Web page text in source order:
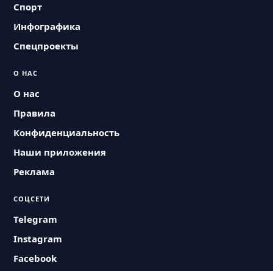
Спорт
Инфографика
Спецпроекты
О НАС
О нас
Правила
Конфиденциальность
Наши приложения
Реклама
СОЦСЕТИ
Telegram
Instagram
Facebook